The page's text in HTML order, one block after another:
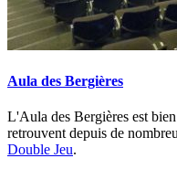
Aula des Bergières
L'Aula des Bergières est
retrouvent depuis de
Double Jeu.